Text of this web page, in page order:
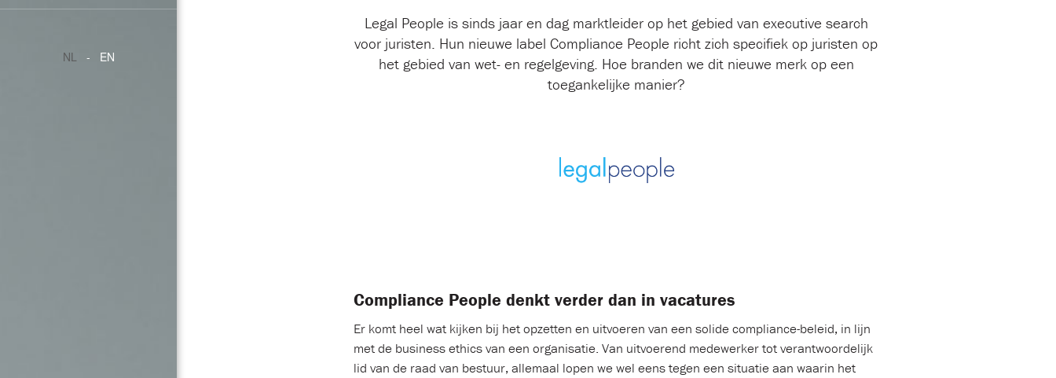
NL - EN
Legal People is sinds jaar en dag marktleider op het gebied van executive search
voor juristen. Hun nieuwe label Compliance People richt zich specifiek op juristen op
het gebied van wet- en regelgeving. Hoe branden we dit nieuwe merk op een
toegankelijke manier?
Compliance People denkt verder dan in vacatures
Er komt heel wat kijken bij het opzetten en uitvoeren van een solide compliance-beleid, in lijn
met de business ethics van een organisatie. Van uitvoerend medewerker tot verantwoordelijk
lid van de raad van bestuur, allemaal lopen we wel eens tegen een situatie aan waarin het